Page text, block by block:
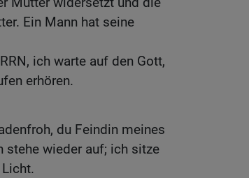
Ein Mann hat seine
ich warte auf den Gott,
erhören.
du Feindin meines
stehe wieder auf; ich sitze